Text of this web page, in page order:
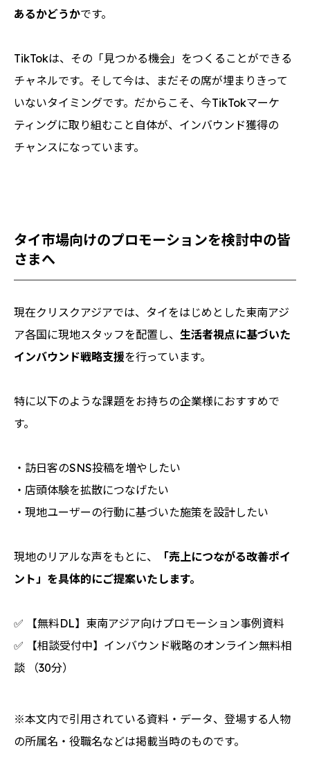
あるかどうかです。
TikTokは、その「見つかる機会」をつくることができる
チャネルです。そして今は、まだその席が埋まりきって
いないタイミングです。だからこそ、今TikTokマーケ
ティングに取り組むこと自体が、インバウンド獲得の
チャンスになっています。
タイ市場向けのプロモーションを検討中の皆
さまへ
現在クリスクアジアでは、タイをはじめとした東南アジ
ア各国に現地スタッフを配置し、 生活者視点に基づいた
インバウンド戦略支援を行っています。
特に以下のような課題をお持ちの企業様におすすめで
す。
・訪日客のSNS投稿を増やしたい
・店頭体験を拡散につなげたい
・現地ユーザーの行動に基づいた施策を設計したい
現地のリアルな声をもとに、
「売上につながる改善ポイ
ント」を具体的にご提案いたします。
✅ 【無料DL】 東南アジア向けプロモーション事例資料
✅ 【相談受付中】 インバウンド戦略のオンライン無料相
談 （30分）
※本文内で引用されている資料・データ、登場する人物
の所属名・役職名などは掲載当時のものです。